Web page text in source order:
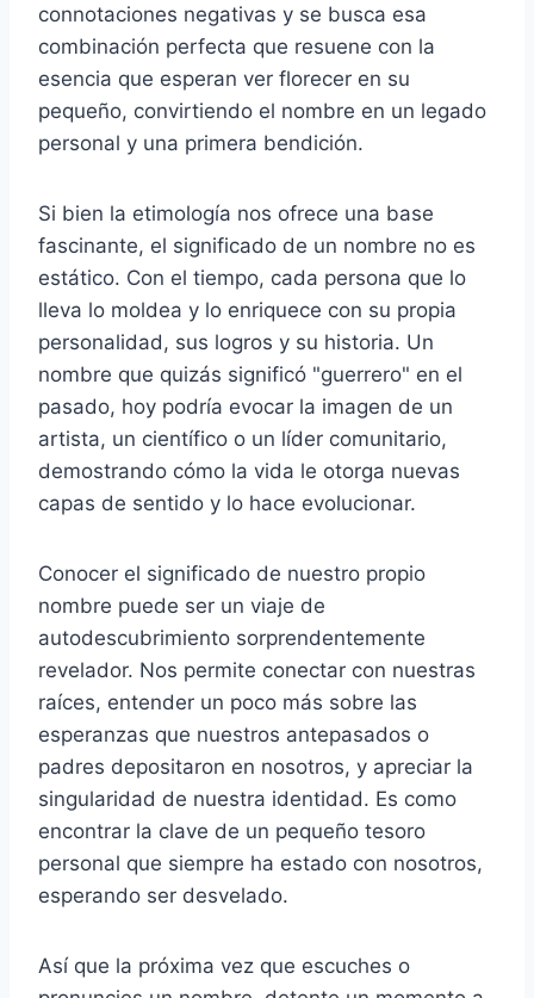
connotaciones negativas y se busca esa
combinación perfecta que resuene con la
esencia que esperan ver florecer en su
pequeño, convirtiendo el nombre en un legado
personal y una primera bendición.
Si bien la etimología nos ofrece una base
fascinante, el significado de un nombre no es
estático. Con el tiempo, cada persona que lo
lleva lo moldea y lo enriquece con su propia
personalidad, sus logros y su historia. Un
nombre que quizás significó "guerrero" en el
pasado, hoy podría evocar la imagen de un
artista, un científico o un líder comunitario,
demostrando cómo la vida le otorga nuevas
capas de sentido y lo hace evolucionar.
Conocer el significado de nuestro propio
nombre puede ser un viaje de
autodescubrimiento sorprendentemente
revelador. Nos permite conectar con nuestras
raíces, entender un poco más sobre las
esperanzas que nuestros antepasados o
padres depositaron en nosotros, y apreciar la
singularidad de nuestra identidad. Es como
encontrar la clave de un pequeño tesoro
personal que siempre ha estado con nosotros,
esperando ser desvelado.
Así que la próxima vez que escuches o